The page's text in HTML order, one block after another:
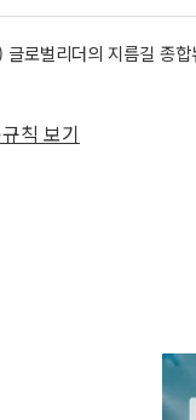
글로벌리더의 지름길 종
칙 보기